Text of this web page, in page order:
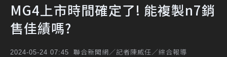
MG4上市時間確定了! 能複製n7銷
售佳績嗎?
2024-05-24 07:45 聯合新聞網／記者陳威任／綜合報導